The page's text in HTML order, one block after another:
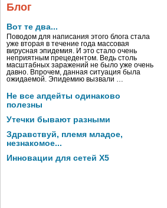
Блог
Вот те два...
Поводом для написания этого блога стала
уже вторая в течение года массовая
вирусная эпидемия. И это стало очень
неприятным прецедентом. Ведь столь
масштабных заражений не было уже очень
давно. Впрочем, данная ситуация была
ожидаемой. Эпидемию вызвали …
Не все апдейты одинаково
полезны
Утечки бывают разными
Здравствуй, племя младое,
незнакомое...
Инновации для сетей X5